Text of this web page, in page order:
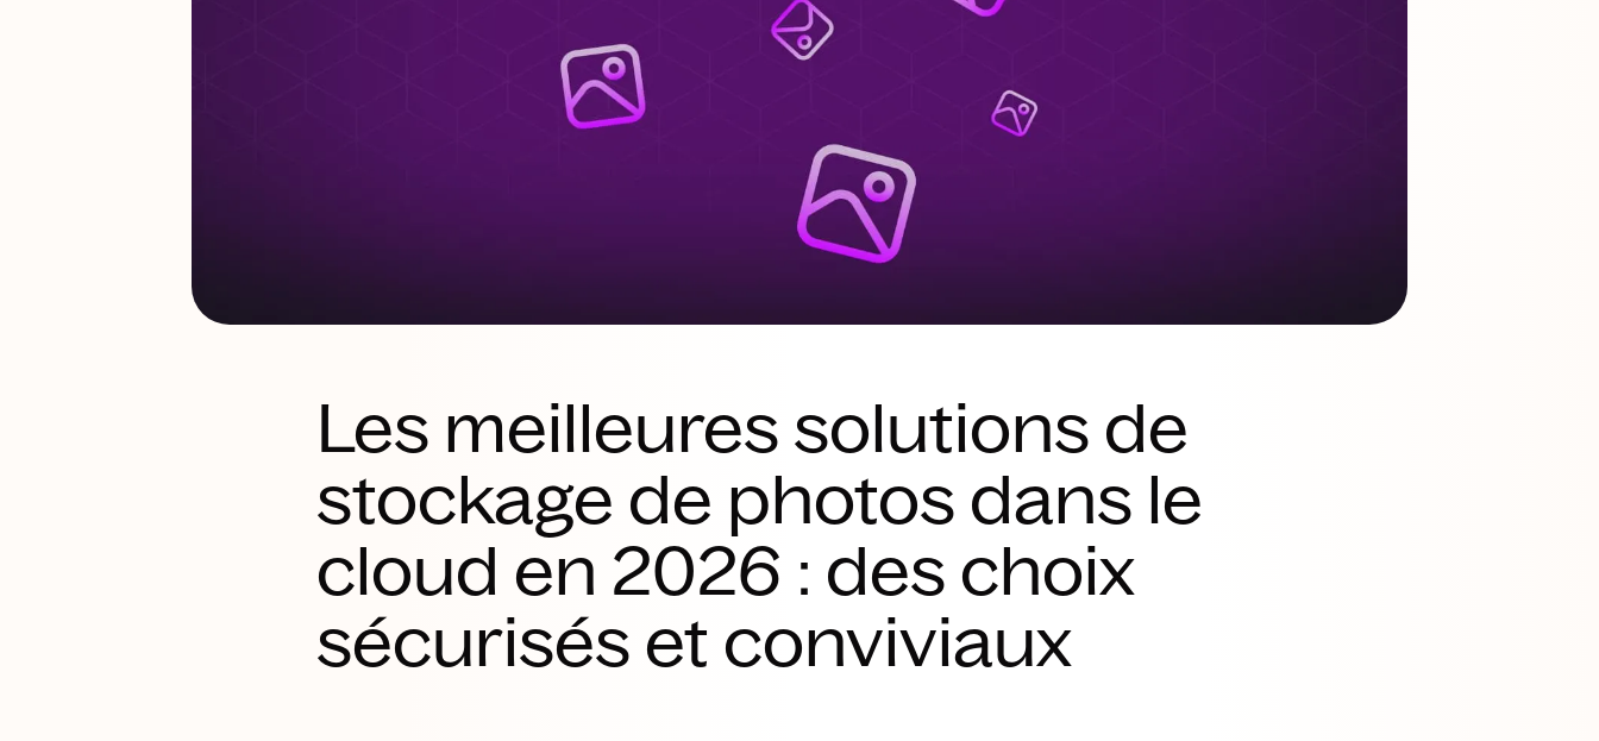
Les meilleures solutions de
stockage de photos dans le
cloud en 2026 : des choix
sécurisés et conviviaux